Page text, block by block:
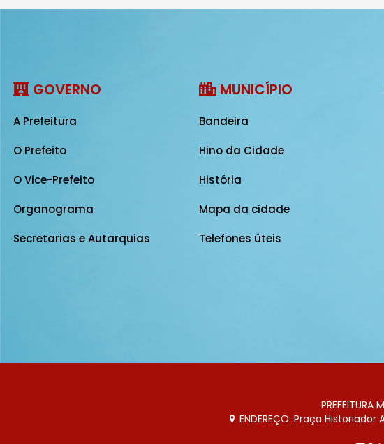
GOVERNO
A Prefeitura
O Prefeito
O Vice-Prefeito
Organograma
Secretarias e Autarquias
MUNICÍPIO
Bandeira
Hino da Cidade
História
Mapa da cidade
Telefones úteis
ENDEREÇO: Praça